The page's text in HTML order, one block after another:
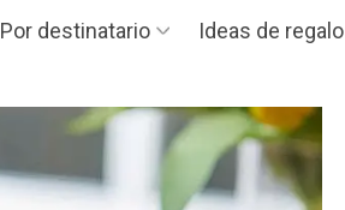
Por destinatario Ideas de regalo